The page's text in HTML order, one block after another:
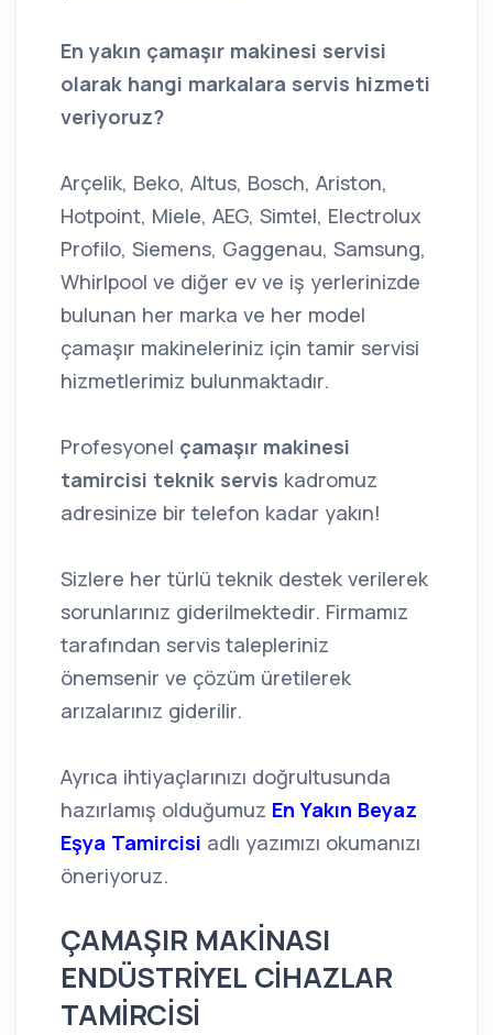
En yakın çamaşır makinesi servisi
olarak hangi markalara servis hizmeti
veriyoruz?
Arçelik, Beko, Altus, Bosch, Ariston,
Hotpoint, Miele, AEG, Simtel, Electrolux
Profilo, Siemens, Gaggenau, Samsung,
Whirlpool ve diğer ev ve iş yerlerinizde
bulunan her marka ve her model
çamaşır makineleriniz için tamir servisi
hizmetlerimiz bulunmaktadır.
Profesyonel çamaşır makinesi
tamircisi teknik servis kadromuz
adresinize bir telefon kadar yakın!
Sizlere her türlü teknik destek verilerek
sorunlarınız giderilmektedir. Firmamız
tarafından servis talepleriniz
önemsenir ve çözüm üretilerek
arızalarınız giderilir.
Ayrıca ihtiyaçlarınızı doğrultusunda
hazırlamış olduğumuz En Yakın Beyaz
Eşya Tamircisi adlı yazımızı okumanızı
öneriyoruz.
ÇAMAŞIR MAKİNASI
ENDÜSTRİYEL CİHAZLAR
TAMİRCİSİ